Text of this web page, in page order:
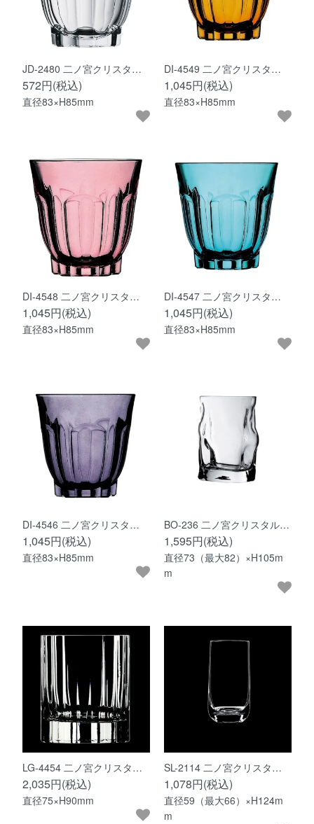
JD-2480 二ノ宮クリスタ…
572円(税込)
直径83×H85mm
DI-4549 二ノ宮クリスタ…
1,045円(税込)
直径83×H85mm
DI-4548 二ノ宮クリスタ…
1,045円(税込)
直径83×H85mm
DI-4547 二ノ宮クリスタ…
1,045円(税込)
直径83×H85mm
DI-4546 二ノ宮クリスタ…
1,045円(税込)
直径83×H85mm
BO-236 二ノ宮クリスタル…
1,595円(税込)
直径73（最大82）×H105m
m
LG-4454 二ノ宮クリスタ…
2,035円(税込)
直径75×H90mm
SL-2114 二ノ宮クリスタ…
1,078円(税込)
直径59（最大66）×H124m
m